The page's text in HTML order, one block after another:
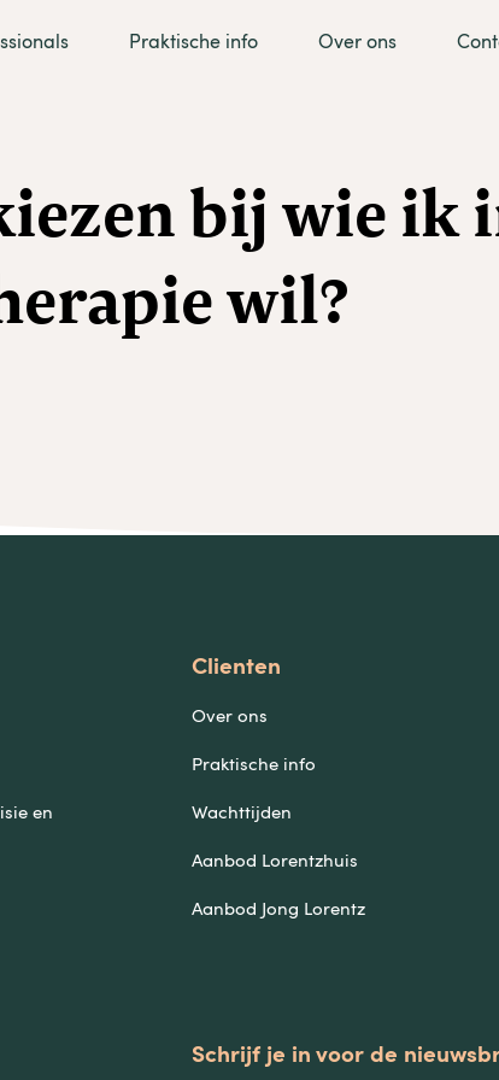
Praktische info Over ons
bij wie ik
wil?
en
Clienten
Over ons
Praktische info
Wachttijden
Aanbod Lorentzhuis
Aanbod Jong Lorentz
Schrijf je in voor de